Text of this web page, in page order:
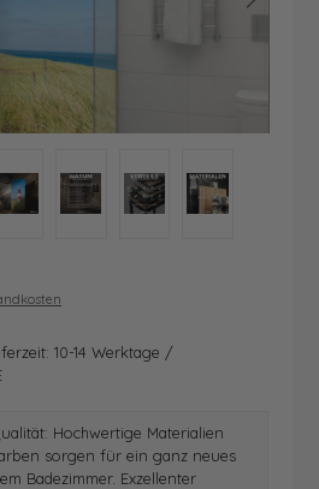
10-14 Werktage /
Hochwertige Materialien
sorgen für ein ganz neues
Badezimmer. Exzellenter